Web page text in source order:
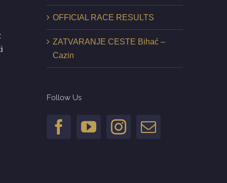
OFFICIAL RACE RESULTS
ZATVARANJE CESTE Bihać –
Cazin
Follow Us